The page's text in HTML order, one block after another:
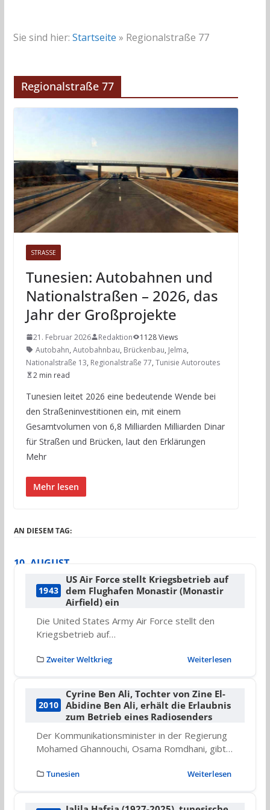
Sie sind hier: Startseite » Regionalstraße 77
Regionalstraße 77
STRASSE
Tunesien: Autobahnen und
Nationalstraßen – 2026, das
Jahr der Großprojekte
21. Februar 2026 Redaktion
1128 Views
Autobahn, Autobahnbau, Brückenbau, Jelma,
Nationalstraße 13, Regionalstraße 77, Tunisie Autoroutes
2 min read
Tunesien leitet 2026 eine bedeutende Wende bei
den Straßeninvestitionen ein, mit einem
Gesamtvolumen von 6,8 Milliarden Milliarden Dinar
für Straßen und Brücken, laut den Erklärungen
Mehr
Mehr lesen
AN DIESEM TAG:
10. AUGUST
1943
US Air Force stellt Kriegsbetrieb auf
dem Flughafen Monastir (Monastir
Airfield) ein
Die United States Army Air Force stellt den
Kriegsbetrieb auf…
Zweiter Weltkrieg Weiterlesen
2010
Cyrine Ben Ali, Tochter von Zine El-
Abidine Ben Ali, erhält die Erlaubnis
zum Betrieb eines Radiosenders
Der Kommunikationsminister in der Regierung
Mohamed Ghannouchi, Osama Romdhani, gibt…
Tunesien Weiterlesen